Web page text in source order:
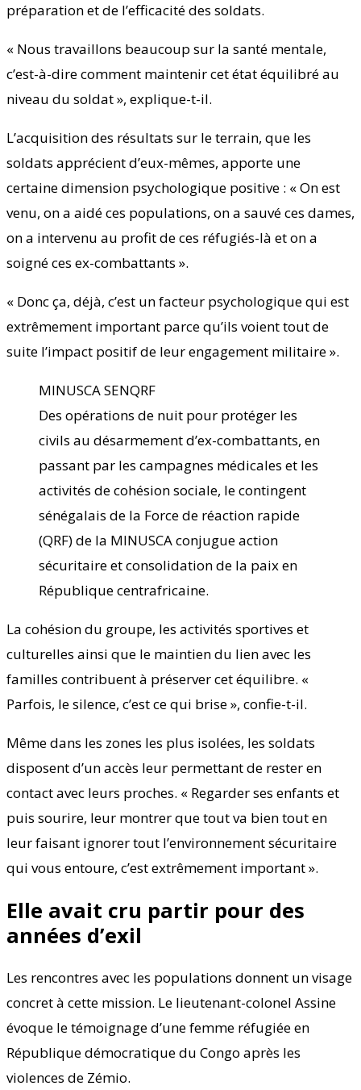
préparation et de l’efficacité des soldats.
« Nous travaillons beaucoup sur la santé mentale,
c’est-à-dire comment maintenir cet état équilibré au
niveau du soldat », explique-t-il.
L’acquisition des résultats sur le terrain, que les
soldats apprécient d’eux-mêmes, apporte une
certaine dimension psychologique positive : « On est
venu, on a aidé ces populations, on a sauvé ces dames,
on a intervenu au profit de ces réfugiés-là et on a
soigné ces ex-combattants ».
« Donc ça, déjà, c’est un facteur psychologique qui est
extrêmement important parce qu’ils voient tout de
suite l’impact positif de leur engagement militaire ».
MINUSCA SENQRF
Des opérations de nuit pour protéger les
civils au désarmement d’ex-combattants, en
passant par les campagnes médicales et les
activités de cohésion sociale, le contingent
sénégalais de la Force de réaction rapide
(QRF) de la MINUSCA conjugue action
sécuritaire et consolidation de la paix en
République centrafricaine.
La cohésion du groupe, les activités sportives et
culturelles ainsi que le maintien du lien avec les
familles contribuent à préserver cet équilibre. «
Parfois, le silence, c’est ce qui brise », confie-t-il.
Même dans les zones les plus isolées, les soldats
disposent d’un accès leur permettant de rester en
contact avec leurs proches. « Regarder ses enfants et
puis sourire, leur montrer que tout va bien tout en
leur faisant ignorer tout l’environnement sécuritaire
qui vous entoure, c’est extrêmement important ».
Elle avait cru partir pour des
années d’exil
Les rencontres avec les populations donnent un visage
concret à cette mission. Le lieutenant-colonel Assine
évoque le témoignage d’une femme réfugiée en
République démocratique du Congo après les
violences de Zémio.